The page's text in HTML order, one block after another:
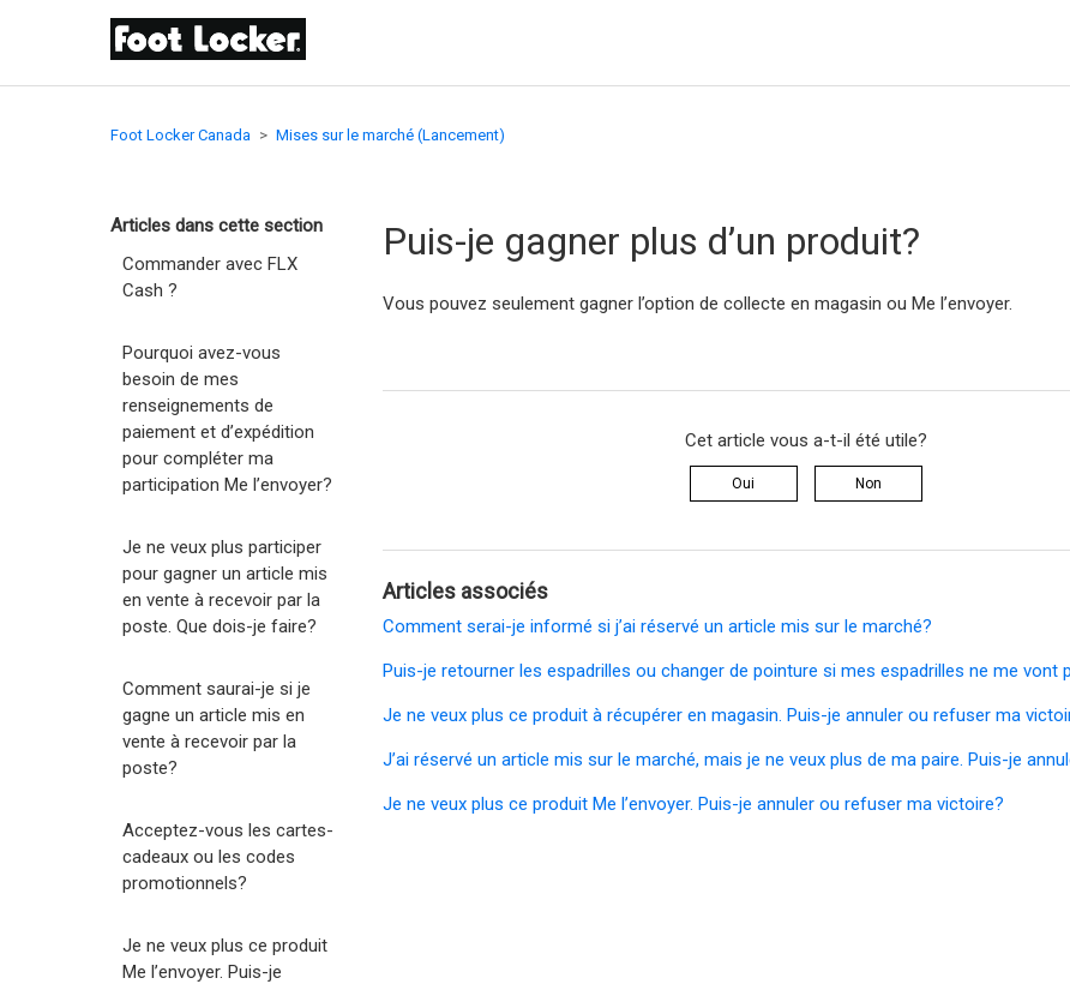
Foot Locker Canada Mises sur le marché (Lancement)
Articles dans cette section
Commander avec FLX
Cash ?
Pourquoi avez-vous
besoin de mes
renseignements de
paiement et d’expédition
pour compléter ma
participation Me l’envoyer?
Je ne veux plus participer
pour gagner un article mis
en vente à recevoir par la
poste. Que dois-je faire?
Comment saurai-je si je
gagne un article mis en
vente à recevoir par la
poste?
Acceptez-vous les cartes-
cadeaux ou les codes
promotionnels?
Je ne veux plus ce produit
Me l’envoyer. Puis-je
Puis-je gagner plus d’un produit?
Vous pouvez seulement gagner l’option de collecte en magasin ou Me l’envoyer.
Cet article vous a-t-il été utile?
Oui Non
Articles associés
Comment serai-je informé si j’ai réservé un article mis sur le marché?
Puis-je retourner les espadrilles ou changer de pointure si mes espadrilles ne me vont
Je ne veux plus ce produit à récupérer en magasin. Puis-je annuler ou refuser ma
J’ai réservé un article mis sur le marché, mais je ne veux plus de ma paire. Puis-je
Je ne veux plus ce produit Me l’envoyer. Puis-je annuler ou refuser ma victoire?